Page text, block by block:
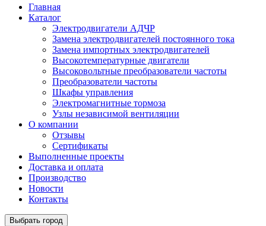
Главная
Каталог
Электродвигатели АДЧР
Замена электродвигателей постоянного тока
Замена импортных электродвигателей
Высокотемпературные двигатели
Высоковольтные преобразователи частоты
Преобразователи частоты
Шкафы управления
Электромагнитные тормоза
Узлы независимой вентиляции
О компании
Отзывы
Сертификаты
Выполненные проекты
Доставка и оплата
Производство
Новости
Контакты
Выбрать город